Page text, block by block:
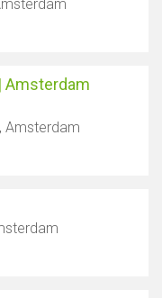
Amsterdam
Amsterdam